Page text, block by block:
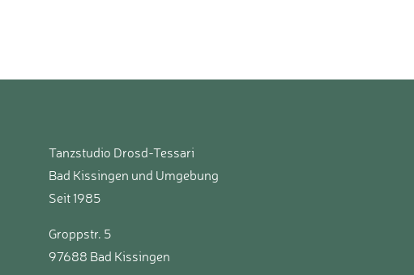
Tanzstudio Drosd-Tessari
Bad Kissingen und Umgebung
Seit 1985
Groppstr. 5
97688 Bad Kissingen